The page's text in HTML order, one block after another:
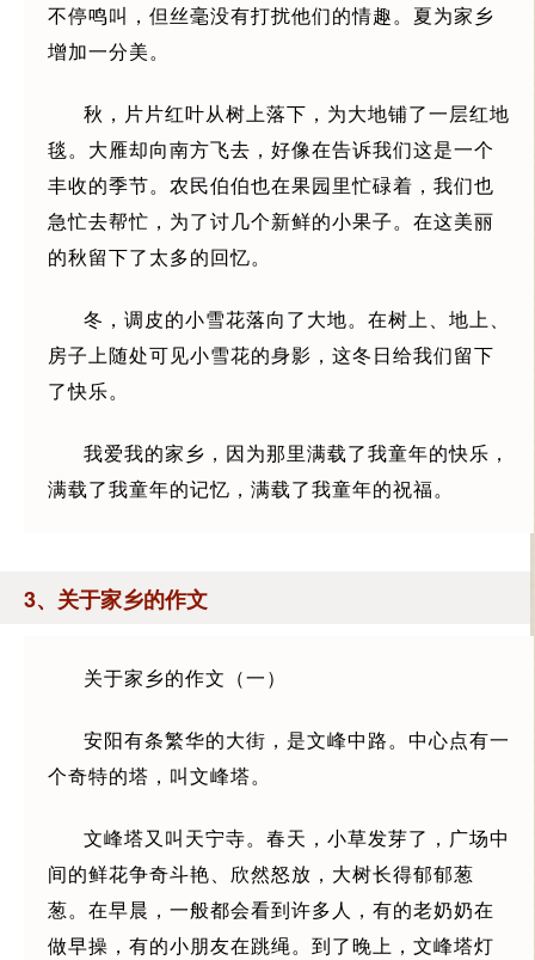
不停鸣叫，但丝毫没有打扰他们的情趣。夏为家乡
增加一分美。
秋，片片红叶从树上落下，为大地铺了一层红地
毯。大雁却向南方飞去，好像在告诉我们这是一个
丰收的季节。农民伯伯也在果园里忙碌着，我们也
急忙去帮忙，为了讨几个新鲜的小果子。在这美丽
的秋留下了太多的回忆。
冬，调皮的小雪花落向了大地。在树上、地上、
房子上随处可见小雪花的身影，这冬日给我们留下
了快乐。
我爱我的家乡，因为那里满载了我童年的快乐，
满载了我童年的记忆，满载了我童年的祝福。
3、关于家乡的作文
关于家乡的作文（一）
安阳有条繁华的大街，是文峰中路。中心点有一
个奇特的塔，叫文峰塔。
文峰塔又叫天宁寺。春天，小草发芽了，广场中
间的鲜花争奇斗艳、欣然怒放，大树长得郁郁葱
葱。在早晨，一般都会看到许多人，有的老奶奶在
做早操，有的小朋友在跳绳。到了晚上，文峰塔灯